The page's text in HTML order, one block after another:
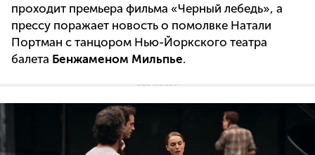
проходит премьера фильма «Черный лебедь», а
прессу поражает новость о помолвке Натали
Портман с танцором Нью-Йоркского театра
балета Бенжаменом Мильпье.